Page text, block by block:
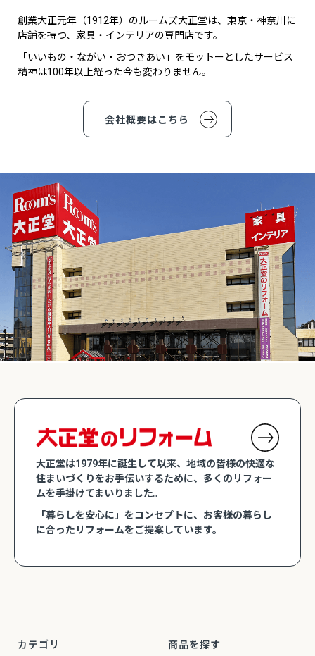
創業大正元年（1912年）のルームズ大正堂は、東京・神奈川に
店舗を持つ、家具・インテリアの専門店です。
「いいもの・ながい・おつきあい」をモットーとしたサービス
精神は100年以上経った今も変わりません。
会社概要はこちら
大正堂は1979年に誕生して以来、地域の皆様の快適な
住まいづくりをお手伝いするために、多くのリフォー
ムを手掛けてまいりました。
「暮らしを安心に」をコンセプトに、お客様の暮らし
に合ったリフォームをご提案しています。
カテゴリ 商品を探す